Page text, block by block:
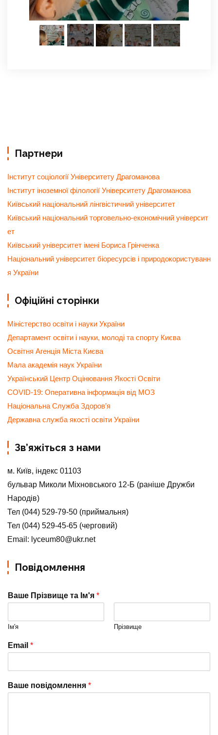
Партнери
Інститут соціології Університету Драгоманова
Інститут іноземної філології Університету Драгоманова
Київський національний лінгвістичний університет
Київський національний торговельно-економічний університ
ет
Київський університет імені Бориса Грінченка
Національний університет біоресурсів і природокористуванн
я України
Офіційні сторінки
Міністерство освіти і науки України
Департамент освіти і науки, молоді та спорту Києва
Освітня Агенція Міста Києва
Мала академія наук України
Український Центр Оцінювання Якості Освіти
COVID-19: Оперативна інформація від МОЗ
Національна Служба Здоров’я
Державна служба якості освіти України
Зв’яжіться з нами
м. Київ, індекс 01103
бульвар Миколи Міхновського 12-Б (раніше Дружби
Народів)
Тел (044) 529-79-50 (приймальня)
Тел (044) 529-45-65 (черговий)
Email: lyceum80@ukr.net
Повідомлення
Ваше Прізвище та Ім'я *
Ім'я Прізвище
Email *
Ваше повідомлення *